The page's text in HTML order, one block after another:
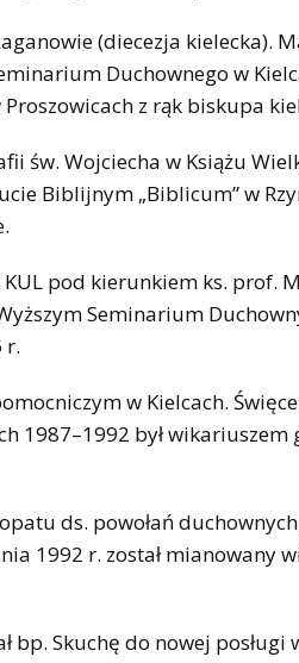
(diecezja kielecka).
Duchownego w
z rąk biskupa
św. Wojciecha w Książu
Biblijnym „Biblicum” w
pod kierunkiem ks. prof.
Seminarium
r.
w Kielcach.
1987–1992 był
ds. powołań
1992 r. został
bp. Skuchę do nowej